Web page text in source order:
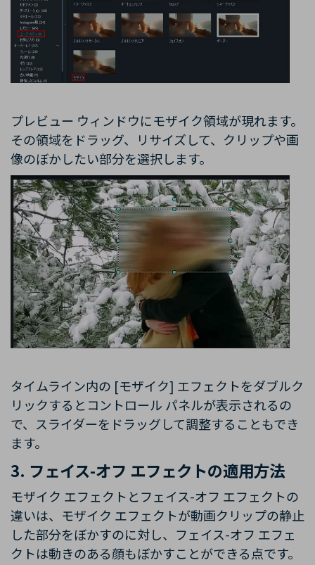
プレビュー ウィンドウにモザイク領域が現れます。
その領域をドラッグ、リサイズして、クリップや画
像のぼかしたい部分を選択します。
タイムライン内の [モザイク] エフェクトをダブルク
リックするとコントロール パネルが表示されるの
で、スライダーをドラッグして調整することもでき
ます。
3. フェイス-オフ エフェクトの適用方法
モザイク エフェクトとフェイス-オフ エフェクトの
違いは、モザイク エフェクトが動画クリップの静止
した部分をぼかすのに対し、フェイス-オフ エフェ
クトは動きのある顔もぼかすことができる点です。